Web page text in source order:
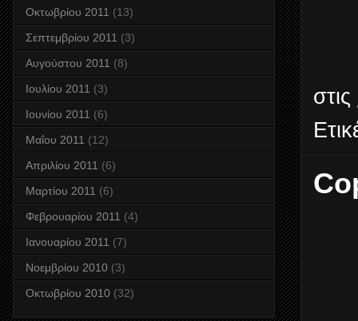
στις
Οκτωβρίου 2011 (13)
Σεπτεμβρίου 2011 (3)
Αυγούστου 2011 (8)
Ιουλίου 2011 (3)
Ιουνίου 2011 (6)
Μαΐου 2011 (12)
Απριλίου 2011 (6)
Μαρτίου 2011 (6)
Φεβρουαρίου 2011 (4)
Ιανουαρίου 2011 (7)
Νοεμβρίου 2010 (3)
Οκτωβρίου 2010 (32)